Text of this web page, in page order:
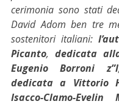
cerimonia sono stati
David Adom ben tre
sostenitori italiani:
Picanto, dedicata
Eugenio Borroni z”l
dedicata a Vittorio